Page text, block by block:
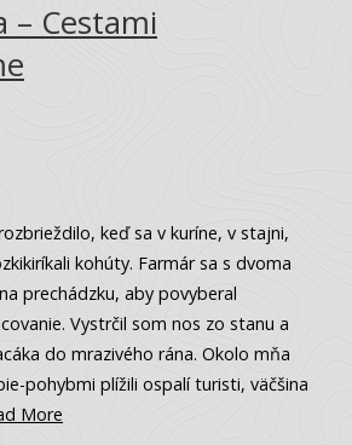
– Cestami
keď sa v kuríne, v stajni,
kohúty. Farmár sa s dvoma
prechádzku, aby povyberal
Vystrčil som nos zo stanu a
do mrazivého rána. Okolo mňa
pohybmi plížili ospalí turisti, väčšina
More